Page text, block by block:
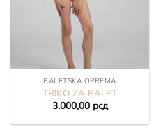
BALETSKA OPREMA
TRIKO ZA BALET
3.000,00 рсд